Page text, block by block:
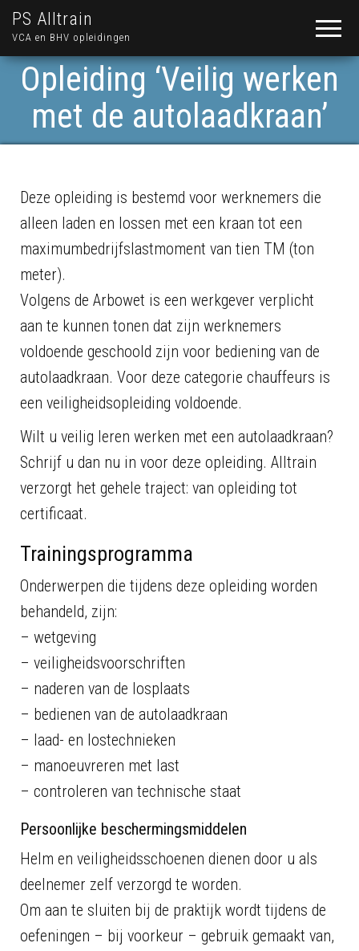
PS Alltrain
VCA en BHV opleidingen
Opleiding ‘Veilig werken
met de autolaadkraan’
Deze opleiding is bestemd voor werknemers die
alleen laden en lossen met een kraan tot een
maximumbedrijfslastmoment van tien TM (ton
meter).
Volgens de Arbowet is een werkgever verplicht
aan te kunnen tonen dat zijn werknemers
voldoende geschoold zijn voor bediening van de
autolaadkraan. Voor deze categorie chauffeurs is
een veiligheidsopleiding voldoende.
Wilt u veilig leren werken met een autolaadkraan?
Schrijf u dan nu in voor deze opleiding. Alltrain
verzorgt het gehele traject: van opleiding tot
certificaat.
Trainingsprogramma
Onderwerpen die tijdens deze opleiding worden
behandeld, zijn:
– wetgeving
– veiligheidsvoorschriften
– naderen van de losplaats
– bedienen van de autolaadkraan
– laad- en lostechnieken
– manoeuvreren met last
– controleren van technische staat
Persoonlijke beschermingsmiddelen
Helm en veiligheidsschoenen dienen door u als
deelnemer zelf verzorgd te worden.
Om aan te sluiten bij de praktijk wordt tijdens de
oefeningen – bij voorkeur – gebruik gemaakt van,